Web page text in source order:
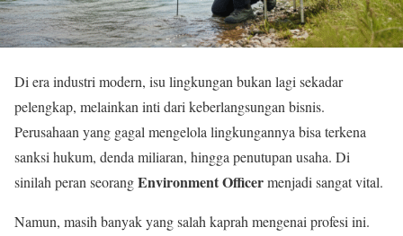
Di era industri modern, isu lingkungan bukan lagi sekadar
pelengkap, melainkan inti dari keberlangsungan bisnis.
Perusahaan yang gagal mengelola lingkungannya bisa terkena
sanksi hukum, denda miliaran, hingga penutupan usaha. Di
sinilah peran seorangEnvironment Officermenjadi sangat vital.
Namun, masih banyak yang salah kaprah mengenai profesi ini.